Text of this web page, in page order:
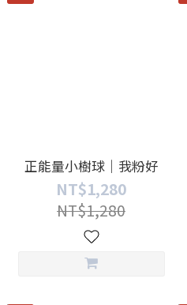
正能量小樹球｜我粉好
NT$1,280
NT$1,280